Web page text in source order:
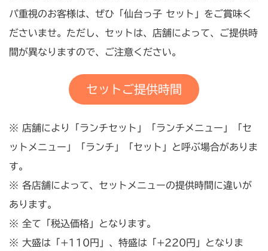
パ重視のお客様は、ぜひ「仙台っ子 セット」をご賞味く
ださいませ。ただし、セットは、店舗によって、ご提供時
間が異なりますので、ご注意ください。
セットご提供時間
※ 店舗により「ランチセット」「ランチメニュー」「セ
ットメニュー」「ランチ」「セット」と呼ぶ場合がありま
す。
※ 各店舗によって、セットメニューの提供時間に違いが
あります。
※ 全て「税込価格」となります。
※ 大盛は「+110円」、特盛は「+220円」となりま